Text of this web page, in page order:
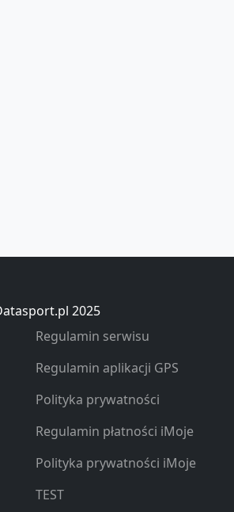
2025
Regulamin serwisu
Regulamin aplikacji GPS
Polityka prywatności
Regulamin płatności iMoje
Polityka prywatności iMoje
TEST